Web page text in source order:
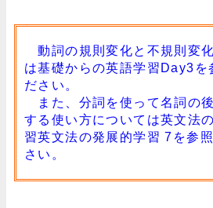
動詞の規則変化と不規則変
は基礎からの英語学習Day3 を
ださい。
また、分詞を使って名詞の
する使い方については英文法
習英文法の発展的学習 7 を参
さい。